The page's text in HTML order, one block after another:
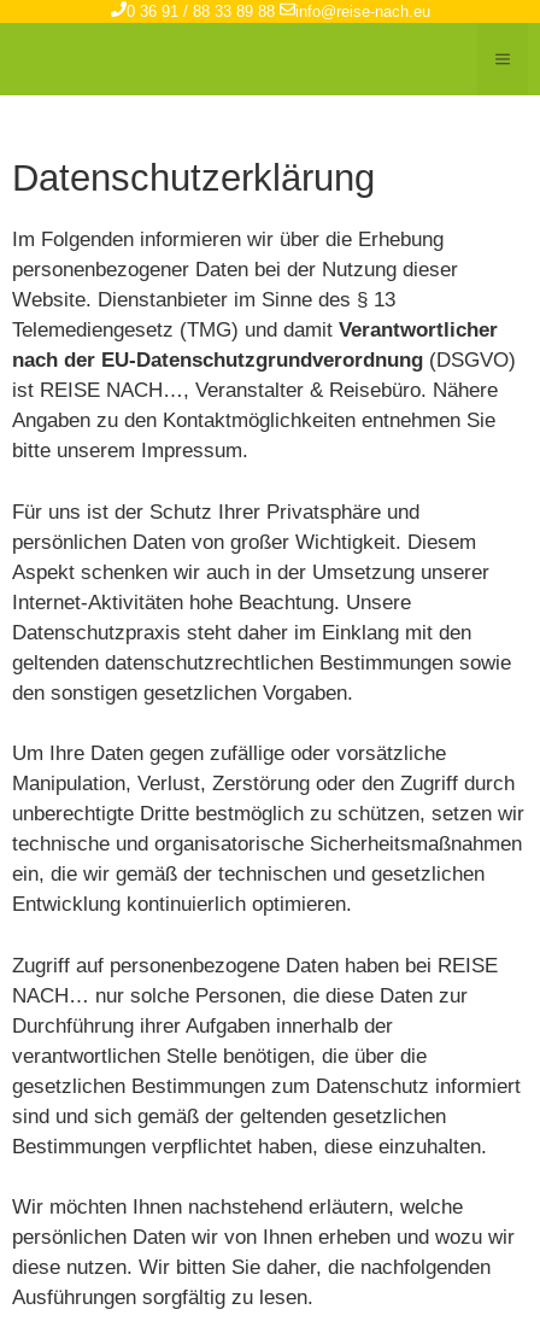
0 36 91 / 88 33 89 88 info@reise-nach.eu
Datenschutzerklärung
Im Folgenden informieren wir über die Erhebung
personenbezogener Daten bei der Nutzung dieser
Website. Dienstanbieter im Sinne des § 13
Telemediengesetz (TMG) und damit Verantwortlicher
nach der EU-Datenschutzgrundverordnung (DSGVO)
ist REISE NACH…, Veranstalter & Reisebüro. Nähere
Angaben zu den Kontaktmöglichkeiten entnehmen Sie
bitte unserem Impressum.
Für uns ist der Schutz Ihrer Privatsphäre und
persönlichen Daten von großer Wichtigkeit. Diesem
Aspekt schenken wir auch in der Umsetzung unserer
Internet-Aktivitäten hohe Beachtung. Unsere
Datenschutzpraxis steht daher im Einklang mit den
geltenden datenschutzrechtlichen Bestimmungen sowie
den sonstigen gesetzlichen Vorgaben.
Um Ihre Daten gegen zufällige oder vorsätzliche
Manipulation, Verlust, Zerstörung oder den Zugriff durch
unberechtigte Dritte bestmöglich zu schützen, setzen wir
technische und organisatorische Sicherheitsmaßnahmen
ein, die wir gemäß der technischen und gesetzlichen
Entwicklung kontinuierlich optimieren.
Zugriff auf personenbezogene Daten haben bei REISE
NACH… nur solche Personen, die diese Daten zur
Durchführung ihrer Aufgaben innerhalb der
verantwortlichen Stelle benötigen, die über die
gesetzlichen Bestimmungen zum Datenschutz informiert
sind und sich gemäß der geltenden gesetzlichen
Bestimmungen verpflichtet haben, diese einzuhalten.
Wir möchten Ihnen nachstehend erläutern, welche
persönlichen Daten wir von Ihnen erheben und wozu wir
diese nutzen. Wir bitten Sie daher, die nachfolgenden
Ausführungen sorgfältig zu lesen.